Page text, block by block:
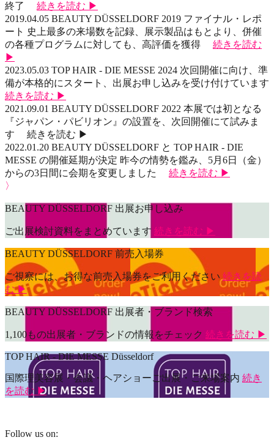
終了
続きを読む ▶
2019.04.05 BEAUTY DÜSSELDORF 2019 ファイナル・レポ
ート 史上最多の来場数を記録、展示製品はもとより、併催
の各種プログラムに対しても、高評価を獲得
続きを読む
▶
2023.05.03 TOP HAIR - DIE MESSE 2024 次回開催に向け、準
備が本格的にスタート、出展お申し込みを受け付けています
続きを読む ▶
2021.09.01 BEAUTY DÜSSELDORF 2022 本展では初となる
『ジャパン・パビリオン』の設置を、次回開催にて試みま
す
続きを読む ▶
2022.01.20 BEAUTY DÜSSELDORF と TOP HAIR - DIE
MESSE の開催延期が決定 昨今の情勢を鑑み、5月6日（金）
からの3日間に会期を変更しました
続きを読む ▶
〉
BEAUTY DÜSSELDORF 出展お申し込み
ご出展検討資料をまとめています 続きを読む ▶
BEAUTY DÜSSELDORF 前売入場券
ご視察には、お得な前売入場券をご利用ください続きを読
む ▶
BEAUTY DÜSSELDORF 出展者・ブランド検索
1,100もの出展者・ブランドの情報をチェック 続きを読む ▶
TOP HAIR - DIE MESSE Düsseldorf
国際理美容展・会議・ヘアショーご出展・ご来場案内 続き
を読む ▶
Follow us on: